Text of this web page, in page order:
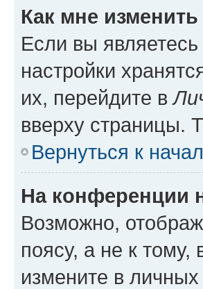
Как мне
Если вы
настройки
их, перейдите в
вверху страницы.
Вернуться к
На конференции
Возможно,
поясу, а не к
измените в